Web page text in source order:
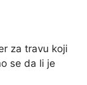
za travu koji
se da li je